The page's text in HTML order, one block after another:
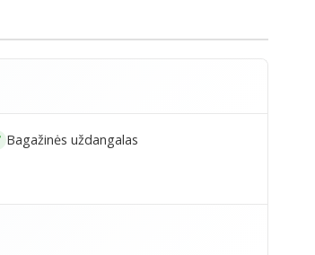
Bagažinės uždangalas